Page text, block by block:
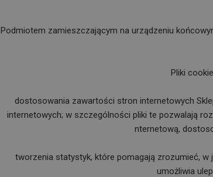
Podmiotem zamieszczającym na urządzeniu
Pliki
dostosowania zawartości stron internetowych
internetowych; w szczególności pliki te pozwalają
nternetową,
tworzenia statystyk, które pomagają zrozumieć,
umożliwia